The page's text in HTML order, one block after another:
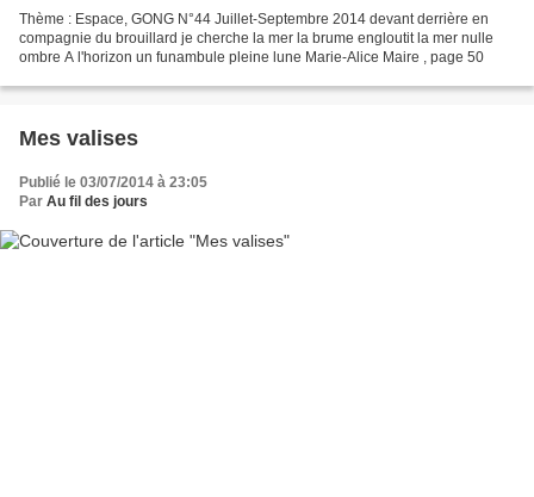
Thème : Espace, GONG N°44 Juillet-Septembre 2014 devant derrière en
compagnie du brouillard je cherche la mer la brume engloutit la mer nulle
ombre A l'horizon un funambule pleine lune Marie-Alice Maire , page 50
Mes valises
Publié le 03/07/2014 à 23:05
Par Au fil des jours